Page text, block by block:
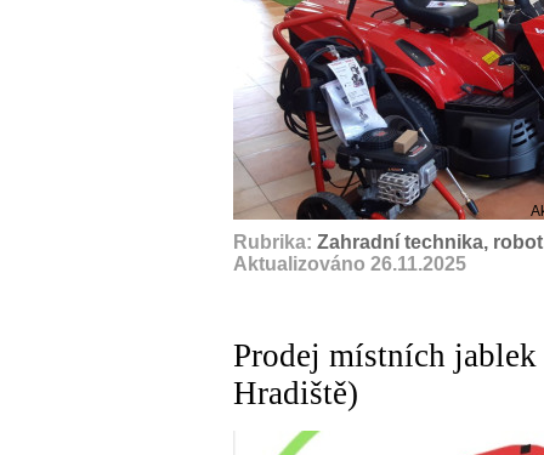
Rubrika: Zahradní technika,
Aktualizováno 26.11.2025
Prodej místních
Hradiště)